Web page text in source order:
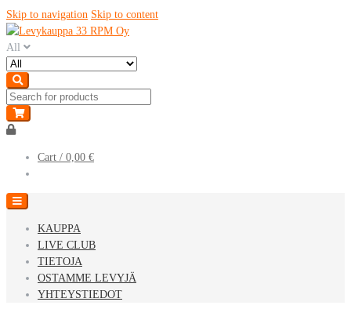
Skip to navigation Skip to content
All
Cart / 0,00 €
KAUPPA
LIVE CLUB
TIETOJA
OSTAMME LEVYJÄ
YHTEYSTIEDOT